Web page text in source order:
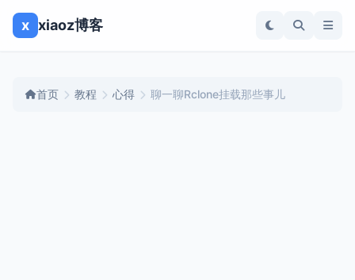
x xiaoz博客
首页 教程 心得 聊一聊Rclone挂载那些事儿